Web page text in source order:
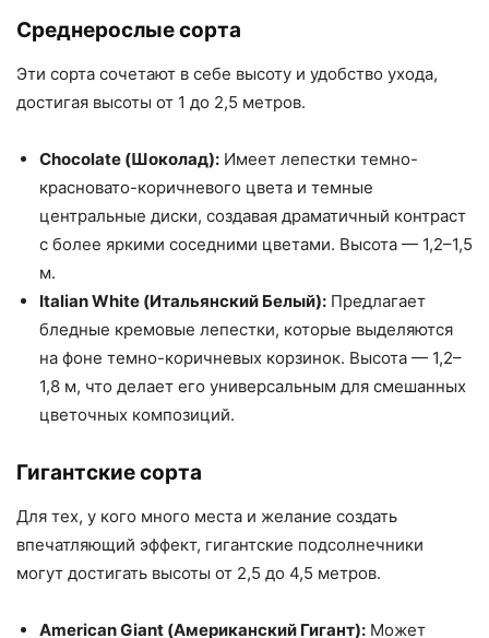
Среднерослые сорта
Эти сорта сочетают в себе высоту и удобство ухода,
достигая высоты от 1 до 2,5 метров.
Chocolate (Шоколад): Имеет лепестки темно-
красновато-коричневого цвета и темные
центральные диски, создавая драматичный контраст
с более яркими соседними цветами. Высота — 1,2–1,5
м.
Italian White (Итальянский Белый): Предлагает
бледные кремовые лепестки, которые выделяются
на фоне темно-коричневых корзинок. Высота — 1,2–
1,8 м, что делает его универсальным для смешанных
цветочных композиций.
Гигантские сорта
Для тех, у кого много места и желание создать
впечатляющий эффект, гигантские подсолнечники
могут достигать высоты от 2,5 до 4,5 метров.
American Giant (Американский Гигант): Может